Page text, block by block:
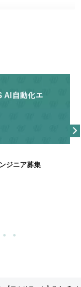
ジニア募集